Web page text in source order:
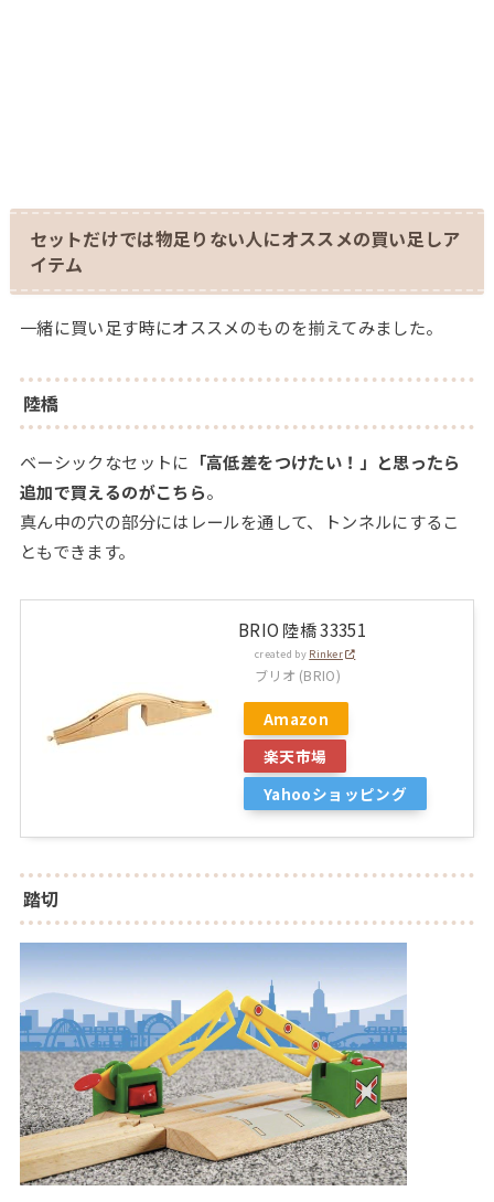
セットだけでは物足りない人にオススメの買い足しア
イテム
一緒に買い足す時にオススメのものを揃えてみました。
陸橋
ベーシックなセットに 「高低差をつけたい！」と思ったら
追加で買えるのがこちら。
真ん中の穴の部分にはレールを通して、トンネルにするこ
ともできます。
BRIO 陸橋 33351
created by Rinker
ブリオ (BRIO)
Amazon
楽天市場
Yahooショッピング
踏切